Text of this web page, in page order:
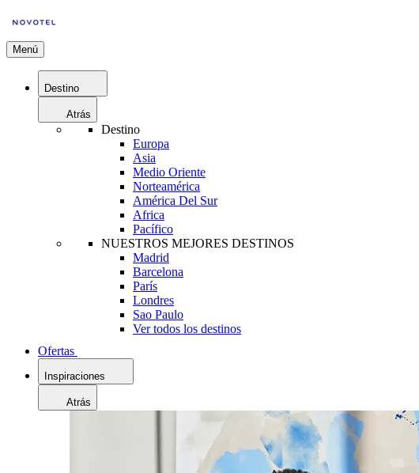
Menú
Destino
Atrás
Destino
Europa
Asia
Medio Oriente
Norteamérica
América Del Sur
Africa
Pacífico
NUESTROS MEJORES DESTINOS
Madrid
Barcelona
París
Londres
Sao Paulo
Ver todos los destinos
Ofertas
Inspiraciones
Atrás